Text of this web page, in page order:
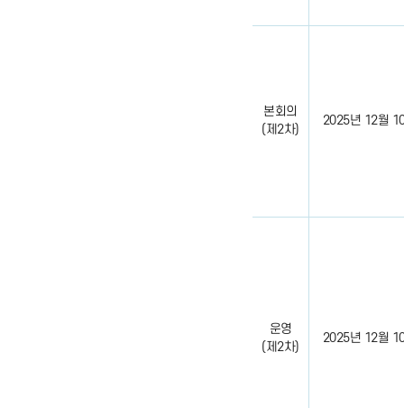
본회의
(제2차)
2025년 12월
운영
(제2차)
2025년 12월